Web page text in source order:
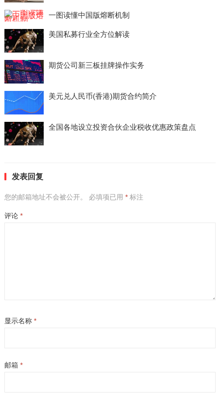
一图读懂中国版熔断机制
美国私募行业全方位解读
期货公司新三板挂牌操作实务
美元兑人民币(香港)期货合约简介
全国各地设立投资合伙企业税收优惠政策盘点
发表回复
您的邮箱地址不会被公开。 必填项已用 *标注
评论 *
显示名称 *
邮箱 *